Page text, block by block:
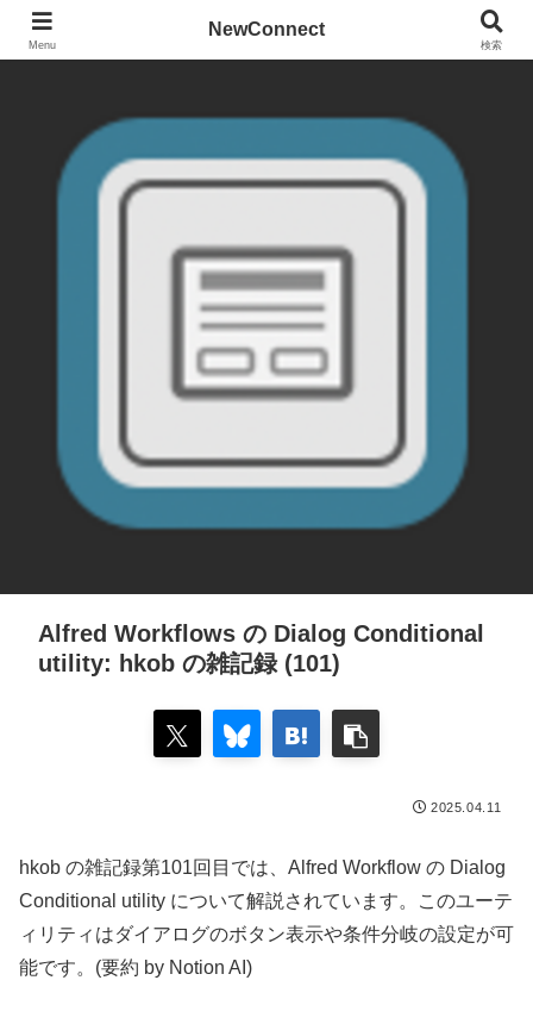
Alfred Workflows の Dialog Conditional
utility: hkob の雑記録 (101)
2025.04.11
hkob の雑記録第101回目では、Alfred Workflow の Dialog
Conditional utility について解説されています。このユーテ
ィリティはダイアログのボタン表示や条件分岐の設定が可
能です。(要約 by Notion AI)
Menu
NewConnect
検索